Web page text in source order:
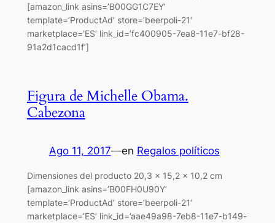
[amazon_link asins=’B00GG1C7EY’
template=’ProductAd’ store=’beerpoli-21′
marketplace=’ES’ link_id=’fc400905-7ea8-11e7-bf28-
91a2d1cacd1f’]
Figura de Michelle Obama.
Cabezona
Ago 11, 2017—en Regalos políticos
Dimensiones del producto 20,3 x 15,2 x 10,2 cm
[amazon_link asins=’B00FH0U90Y’
template=’ProductAd’ store=’beerpoli-21′
marketplace=’ES’ link_id=’aae49a98-7eb8-11e7-b149-